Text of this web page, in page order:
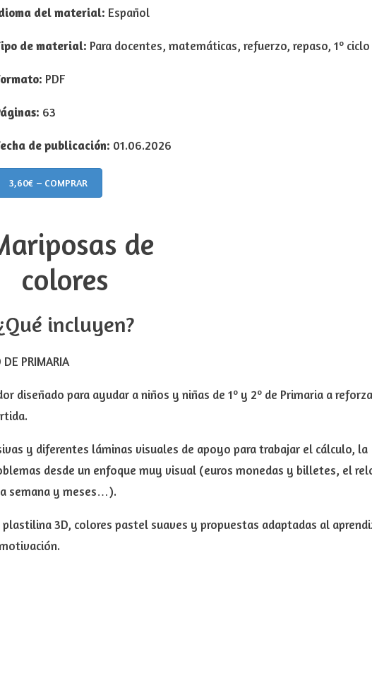
del material: Español
de material: Para docentes, matemáticas, refuerzo, repaso, 1º
PDF
63
de publicación: 01.06.2026
3,60€ – COMPRAR
incluyen?
DE PRIMARIA
diseñado para ayudar a niños y niñas de 1º y 2º de Primaria a
y diferentes láminas visuales de apoyo para trabajar el cálculo, la
desde un enfoque muy visual (euros monedas y billetes, el
semana y meses…).
3D, colores pastel suaves y propuestas adaptadas al